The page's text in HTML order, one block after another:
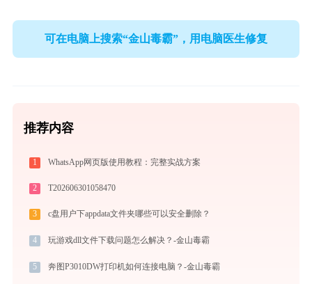
可在电脑上搜索“金山毒霸”，用电脑医生修复
推荐内容
1 WhatsApp网页版使用教程：完整实战方案
2 T202606301058470
3 c盘用户下appdata文件夹哪些可以安全删除？
4 玩游戏dll文件下载问题怎么解决？-金山毒霸
5 奔图P3010DW打印机如何连接电脑？-金山毒霸